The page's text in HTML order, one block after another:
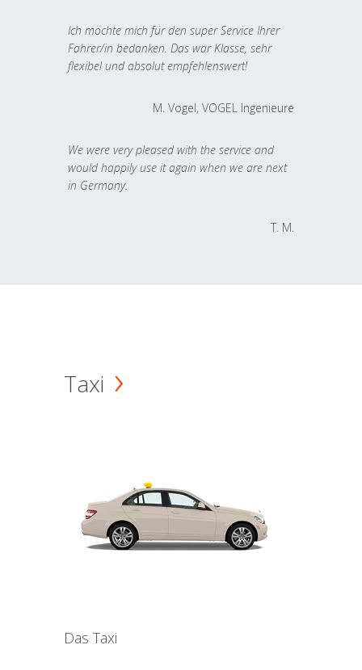
Ich möchte mich für den super Service Ihrer
Fahrer/in bedanken. Das war Klasse, sehr
flexibel und absolut empfehlenswert!
M. Vogel, VOGEL Ingenieure
We were very pleased with the service and
would happily use it again when we are next
in Germany.
T. M.
Taxi
Das Taxi